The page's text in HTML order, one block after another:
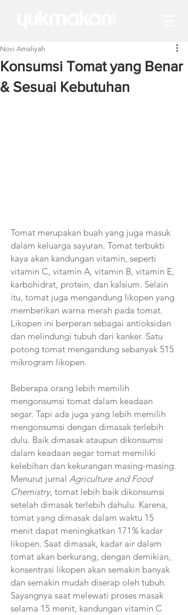
Konsumsi Tomat yang Benar
& Sesuai Kebutuhan
Novi Amaliyah
Tomat merupakan buah yang juga masuk
dalam keluarga sayuran. Tomat terbukti
kaya akan kandungan vitamin, seperti
vitamin C, vitamin A, vitamin B, vitamin E,
karbohidrat, protein, dan kalsium. Selain
itu, tomat juga mengandung likopen yang
memberikan warna merah pada tomat.
Likopen ini berperan sebagai antioksidan
dan melindungi tubuh dari kanker. Satu
potong tomat mengandung sebanyak 515
mikrogram likopen.
Beberapa orang lebih memilih
mengonsumsi tomat dalam keadaan
segar. Tapi ada juga yang lebih memilih
mengonsumsi dengan dimasak terlebih
dulu. Baik dimasak ataupun dikonsumsi
dalam keadaan segar tomat memiliki
kelebihan dan kekurangan masing-masing.
Menurut jurnal Agriculture and Food
Chemistry, tomat lebih baik dikonsumsi
setelah dimasak terlebih dahulu. Karena,
tomat yang dimasak dalam waktu 15
menit dapat meningkatkan 171% kadar
likopen. Saat dimasak, kadar air dalam
tomat akan berkurang, dengan demikian,
konsentrasi likopen akan semakin banyak
dan semakin mudah diserap oleh tubuh.
Sayangnya saat melewati proses masak
selama 15 menit, kandungan vitamin C